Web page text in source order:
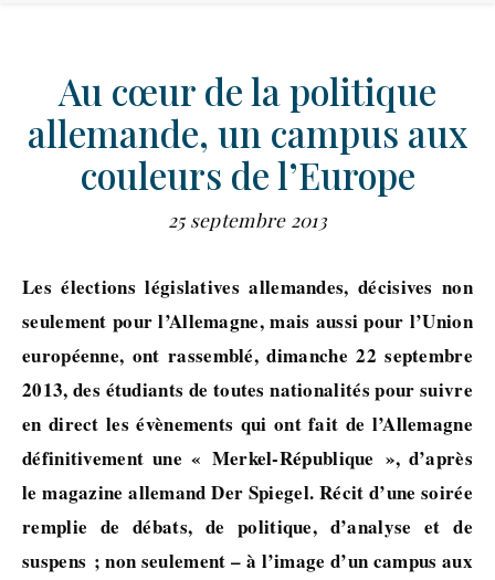
Au cœur de la politique
allemande, un campus aux
couleurs de l’Europe
25 septembre 2013
Les élections législatives allemandes, décisives non
seulement pour l’Allemagne, mais aussi pour l’Union
européenne, ont rassemblé, dimanche 22 septembre
2013, des étudiants de toutes nationalités pour suivre
en direct les évènements qui ont fait de l’Allemagne
définitivement une « Merkel-République », d’après
le magazine allemand Der Spiegel. Récit d’une soirée
remplie de débats, de politique, d’analyse et de
suspens ; non seulement – à l’image d’un campus aux